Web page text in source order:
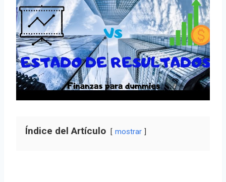
Índice del Artículo mostrar